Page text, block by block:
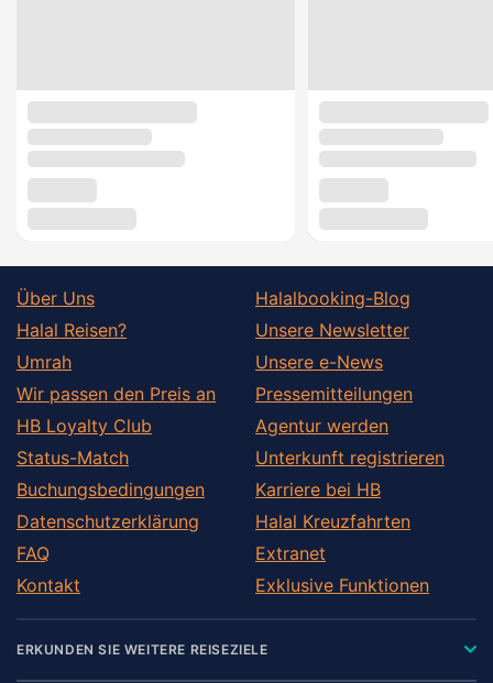
Über Uns
Halal Reisen?
Umrah
Wir passen den Preis an
HB Loyalty Club
Status-Match
Buchungsbedingungen
Datenschutzerklärung
FAQ
Kontakt
Halalbooking-Blog
Unsere Newsletter
Unsere e-News
Pressemitteilungen
Agentur werden
Unterkunft registrieren
Karriere bei HB
Halal Kreuzfahrten
Extranet
Exklusive Funktionen
ERKUNDEN SIE WEITERE REISEZIELE